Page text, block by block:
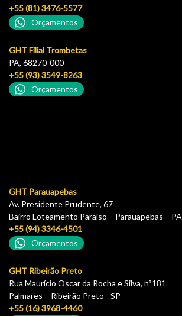
+55 (81) 3476-5577
Orçamentos
GHT Filial Trombetas
PA, 68270-000
+55 (93) 3549-8263
Orçamentos
GHT Parauapebas
Av. Presidente Prudente, 67
Bairro Loteamento Paraíso – Parauapebas – PA
+55 (94) 3346-4501
Orçamentos
GHT Ribeirão Preto
Rua Maurício Oscar da Rocha e Silva, n°181
Palmares – Ribeirão Preto - SP
+55 (16) 3968-4460